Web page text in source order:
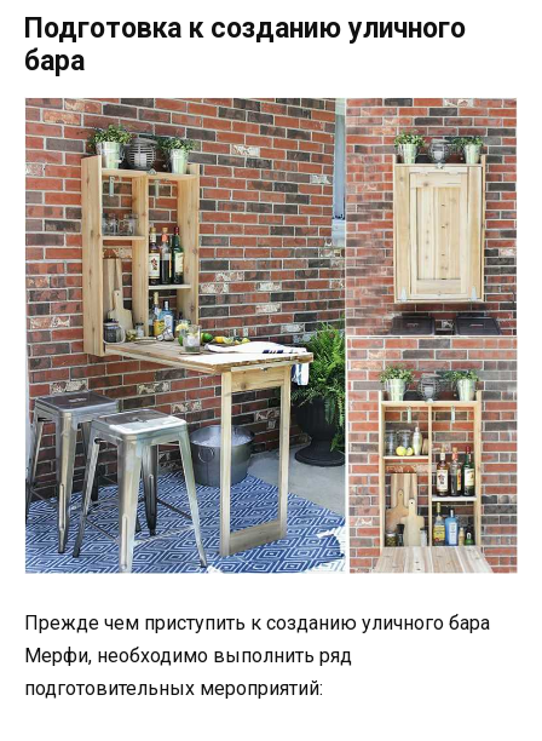
Подготовка к созданию уличного
бара
Прежде чем приступить к созданию уличного бара
Мерфи, необходимо выполнить ряд
подготовительных мероприятий: